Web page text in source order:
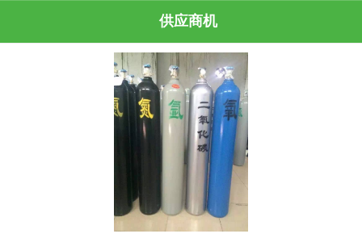
供应商机